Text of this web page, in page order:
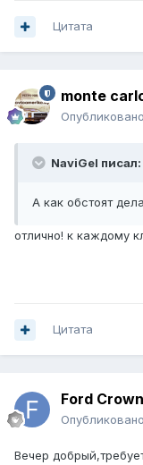
Цитата
monte
NaviGel писал:
А как обстоят
отлично! к каждому
Цитата
Ford Crown
Вечер